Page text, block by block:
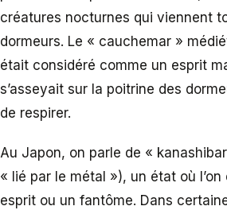
créatures nocturnes qui viennent
dormeurs. Le « cauchemar »
était considéré comme un esprit
s’asseyait sur la poitrine des
de respirer.
Au Japon, on parle de «
« lié par le métal »), un état où
esprit ou un fantôme. Dans